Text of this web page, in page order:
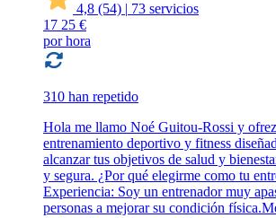
4,8 (54) | 73 servicios
17 25 €
por hora
310 han repetido
Hola me llamo Noé Guitou-Rossi y
entrenamiento deportivo y fitness
alcanzar tus objetivos de salud y
y segura. ¿Por qué elegirme como tu
Experiencia: Soy un entrenador muy
personas a mejorar su condición